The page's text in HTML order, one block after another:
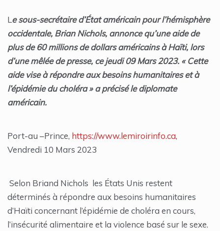
Le sous-secrétaire d’État américain pour l’hémisphère
occidentale, Brian Nichols, annonce qu’une aide de
plus de 60 millions de dollars américains à Haïti, lors
d’une mêlée de presse, ce jeudi 09 Mars 2023. « Cette
aide vise à répondre aux besoins humanitaires et à
l’épidémie du choléra » a précisé le diplomate
américain.
Port-au –Prince, https://www.lemiroirinfo.ca,
Vendredi 10 Mars 2023
Selon Briand Nichols les États Unis restent
déterminés à répondre aux besoins humanitaires
d’Haïti concernant l’épidémie de choléra en cours,
l’insécurité alimentaire et la violence basé sur le sexe.